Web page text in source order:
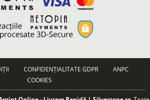
CONFIDENȚIALITATE GDPR
ANPC
COOKIES